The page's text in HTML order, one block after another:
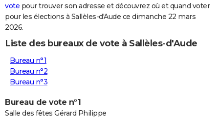
COPAINS D'AVANT
S'inscrire
Se connecter
Lycées
Collèges
Primaires
Universités
Entreprises
Service militaire
Avis de recherche
AVIS DE DÉCÈS
FORUM
Bricolage
Lifestyle
Culture
Sport
Auto
Television
Voyage
Cinema
vote pour trouver son adresse et découvrez où et quand voter
pour les élections à Sallèles-d'Aude ce dimanche 22 mars
2026.
Liste des bureaux de vote à Sallèles-d'Aude
Bureau n°1
Bureau n°2
Bureau n°3
Bureau de vote n°1
Salle des fêtes Gérard Philippe